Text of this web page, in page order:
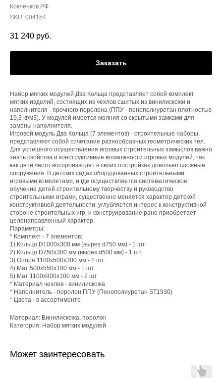
Кокленков.РФ
SKU: 004154
31 240 руб.
Заказать
Набор мягких модулей Два Кольца представляет собой комплект
мягких изделий, состоящих из чехлов сшитых из винилискожи и
наполнителя - прочного поролона (ППУ - пенополиуретан плотностью
19,3 кг/м3). У модулей имеется молния со скрытыми замками для
замены наполнителя.
Игровой модуль Два Кольца (7 элементов) - строительные наборы,
представляют собой сочетание разнообразных геометрических тел.
Для успешного осуществления игровых строительных замыслов важно
знать свойства и конструктивные возможности игровых модулей, так
как дети часто воспроизводят в своих постройках довольно сложные
сооружения. В детских садах оборудованных строительными
игровыми комплетами, и где осуществляется систематическое
обучение детей строительному творчеству и руководство
строительными играми, существенно меняется характер детской
конструктивной деятельности: углубляется интерес к конструктивной
стороне строительных игр, и конструирование рано приобретает
целенаправленный характер.
Параметры:
* Комплект - 7 элементов:
1) Кольцо D1000х300 мм (вырез d750 мм) - 1 шт
2) Кольцо D750х300 мм (вырез d500 мм) - 1 шт
3) Опора 1100х500х300 мм - 2 шт
4) Мат 500х550х100 мм - 1 шт
5) Мат 1100х900х100 мм - 2 шт
* Материал чехлов - винилискожа
* Наполнитель - поролон ППУ (Пенополиуретан ST1930)
* Цвета - в ассортименте
Материал: Винилискожа, поролон
Категория: Набор мягких модулей
Может заинтересовать